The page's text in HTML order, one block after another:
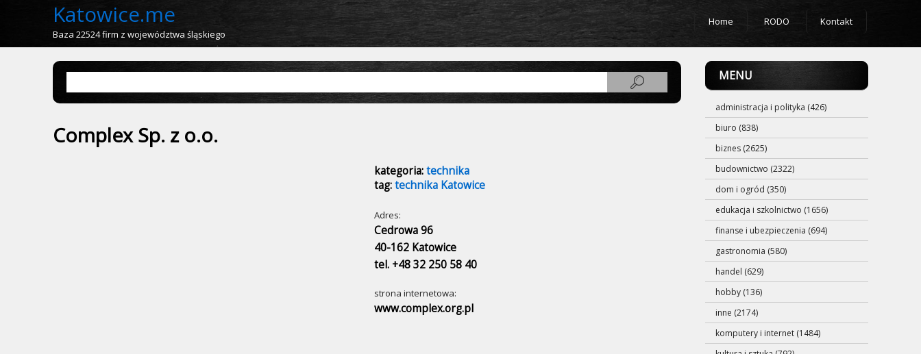
Katowice.me
Baza 22524 firm z województwa śląskiego
Home RODO Kontakt
Complex Sp. z o.o.
kategoria:technika
tag:technika Katowice
Adres:
Cedrowa 96
40-162 Katowice
tel. +48 32 250 58 40
strona internetowa:
www.complex.org.pl
MENU
administracja i polityka (426)
biuro (838)
biznes (2625)
budownictwo (2322)
dom i ogród (350)
edukacja i szkolnictwo (1656)
finanse i ubezpieczenia (694)
gastronomia (580)
handel (629)
hobby (136)
inne (2174)
komputery i internet (1484)